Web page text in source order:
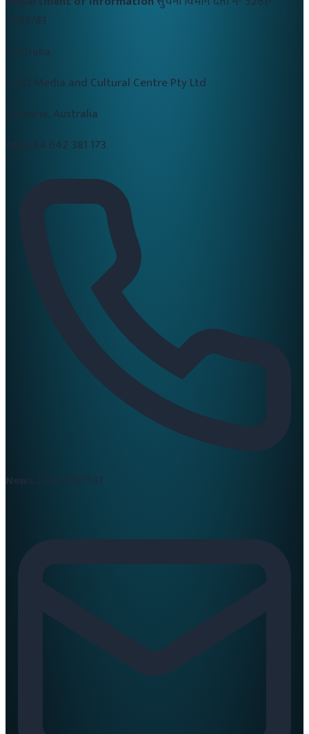
2082/83
Australia
CALD Media and Cultural Centre Pty Ltd
Brisbane, Australia
84 642 381 173